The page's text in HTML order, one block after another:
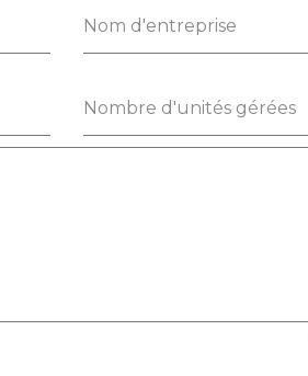
Nom d'entreprise
Nombre d'unités gérées